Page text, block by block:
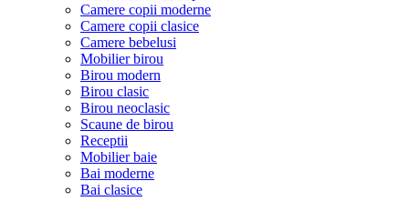
Camere copii moderne
Camere copii clasice
Camere bebelusi
Mobilier birou
Birou modern
Birou clasic
Birou neoclasic
Scaune de birou
Receptii
Mobilier baie
Bai moderne
Bai clasice